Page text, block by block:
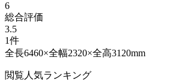
6
総合評価
3.5
1件
全長6460×全幅2320×全高3120mm
閲覧人気ランキング